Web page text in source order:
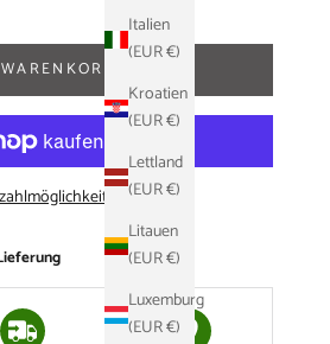
Italien
(EUR €)
Kroatien
(EUR €)
Lettland
(EUR €)
Litauen
(EUR €)
Luxemburg
(EUR €)